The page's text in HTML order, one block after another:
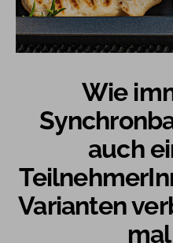
Wie
auch
Varianten